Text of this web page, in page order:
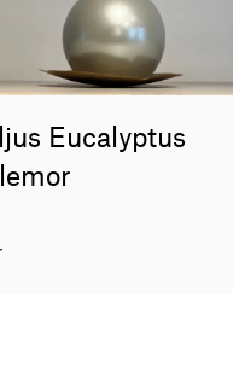
Eucalyptus